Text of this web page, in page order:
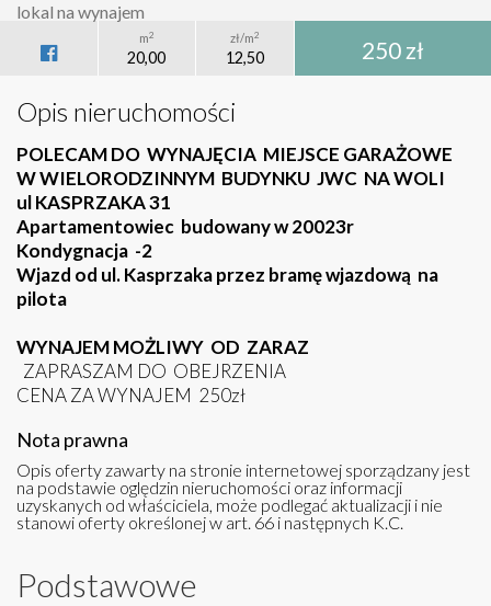
lokal na wynajem
m2
20,00
zł/m2
12,50 250 zł
Opis nieruchomości
POLECAM DO WYNAJĘCIA MIEJSCE GARAŻOWE
W WIELORODZINNYM BUDYNKU JWC NA WOLI
ul KASPRZAKA 31
Apartamentowiec budowany w 20023r
Kondygnacja -2
Wjazd od ul. Kasprzaka przez bramę wjazdową na
pilota
WYNAJEM MOŻLIWY OD ZARAZ
ZAPRASZAM DO OBEJRZENIA
CENA ZA WYNAJEM 250zł
Nota prawna
Opis oferty zawarty na stronie internetowej sporządzany jest
na podstawie oględzin nieruchomości oraz informacji
uzyskanych od właściciela, może podlegać aktualizacji i nie
stanowi oferty określonej w art. 66 i następnych K.C.
Podstawowe